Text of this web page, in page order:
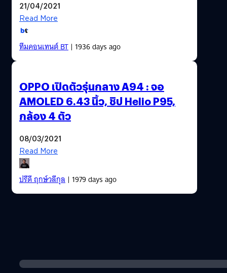
21/04/2021
Read More
ทีมคอนเทนต์ BT| 1936 days ago
OPPO เปิดตัวรุ่นกลาง A94 : จอ
AMOLED 6.43 นิ้ว, ชิป Helio P95,
กล้อง 4 ตัว
08/03/2021
Read More
ปรีดี ฤกษ์วลีกุล| 1979 days ago